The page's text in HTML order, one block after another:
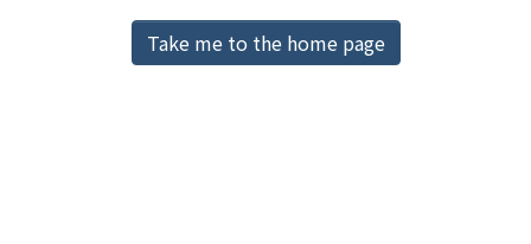
Download RankingTake me to the home page